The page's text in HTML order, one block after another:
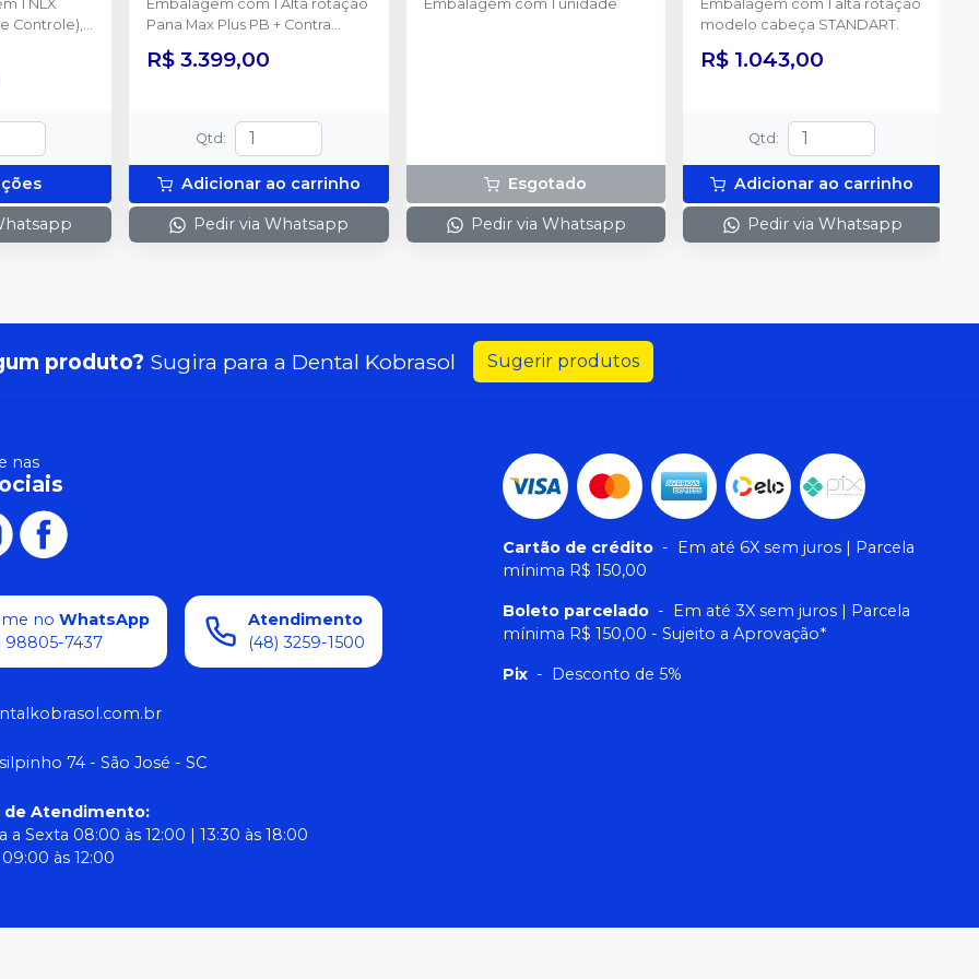
1 NLX
1
NLX
Embalagem com 1 Alta rotação
Pana Max Plus PB + Contra
FX65 + Micro motor FX205 e
R$ 3.399,00
Qtd :
Adicionar ao carrinho
Pedir via Whatsapp
Embalagem com 1 unidade
Esgotado
Pedir via Whatsapp
Embalagem com 1 alta rotação
modelo cabeça STANDART.
R$ 1.043,00
Qtd :
Adicionar ao carrinho
Pedir via Whatsapp
produto? Sugira para a Dental Kobrasol Sugerir produtos
nas
no WhatsApp
98805-7437
Atendimento
(48) 3259-1500
74 - São José - SC
de Atendimento:
a Sexta 08:00 às 12:00 | 13:30 às 18:00
às 12:00
Cartão de crédito - Em até 6X sem juros | Parcela
mínima R$ 150,00
Boleto parcelado - Em até 3X sem juros | Parcela
mínima R$ 150,00 - Sujeito a Aprovação*
Pix - Desconto de 5%